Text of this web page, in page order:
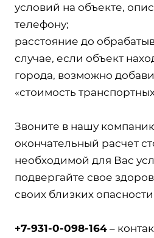
условий на объекте,
телефону;
расстояние до
случае, если объект
города, возможно
«стоимость
Звоните в нашу
окончательный расчет
необходимой для Вас
подвергайте свое
своих близких
+7-931-0-098-164 –